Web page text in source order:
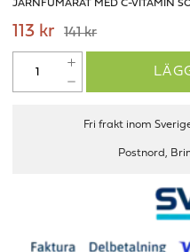
JÄRNFUMARAT MED C-VITAMIN
113 kr 141 kr
Fri frakt inom
Postnord,